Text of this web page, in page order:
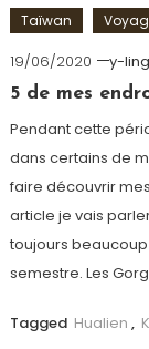
Taïwan
19/06/2020
y-ling
5 de mes
Pendant cette
dans certains de
faire découvrir
article je vais
toujours
semestre. Les
Tagged Hualien ,